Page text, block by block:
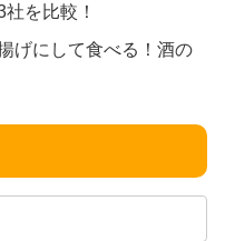
を比較！
げにして食べる！酒の